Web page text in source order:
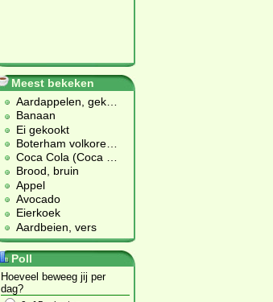
Meest bekeken
Aardappelen, gek
Banaan
Ei gekookt
Boterham volkore
Coca Cola (Coca
Brood, bruin
Appel
Avocado
Eierkoek
Aardbeien, vers
Poll
Hoeveel beweeg jij per
dag?